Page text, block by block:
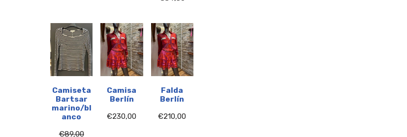
Camiseta
Bartsar
marino/bl
anco
€89,00
Camisa
Berlín
€230,00
Falda
Berlín
€210,00